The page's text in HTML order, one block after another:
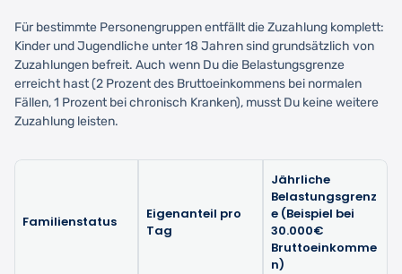
Für bestimmte Personengruppen entfällt die Zuzahlung komplett:
Kinder und Jugendliche unter 18 Jahren sind grundsätzlich von
Zuzahlungen befreit. Auch wenn Du die Belastungsgrenze
erreicht hast (2 Prozent des Bruttoeinkommens bei normalen
Fällen, 1 Prozent bei chronisch Kranken), musst Du keine weitere
Zuzahlung leisten.
Familienstatus
Eigenanteil pro
Tag
Jährliche
Belastungsgrenz
e (Beispiel bei
30.000€
Bruttoeinkomme
n)